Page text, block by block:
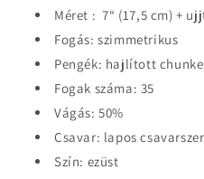
Méret : 7“ (17,5 cm) +
Fogás: szimmetrikus
Pengék: hajlított
Fogak száma: 35
Vágás: 50%
Csavar: lapos
Szín: ezüst